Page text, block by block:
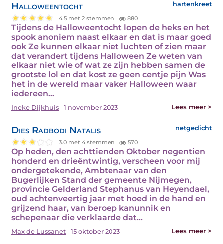
Halloweentocht hartenkreet
4.5 met 2 stemmen 880
Tijdens de Halloweentocht lopen de heks en het
spook anoniem naast elkaar en dat is maar goed
ook Ze kunnen elkaar niet luchten of zien maar
dat verandert tijdens Halloween Ze weten van
elkaar niet wie of wat ze zijn hebben samen de
grootste lol en dat kost ze geen centje pijn Was
het in de wereld maar vaker Halloween waar
iedereen…
Ineke Dijkhuis 1 november 2023 Lees meer >
Dies Radbodi Natalis netgedicht
3.0 met 4 stemmen 570
Op heden, den achttienden Oktober negentien
honderd en drieëntwintig, verscheen voor mij
ondergetekende, Ambtenaar van den
Bugerlijken Stand der gemeente Nijmegen,
provincie Gelderland Stephanus van Heyendael,
oud achtenveertig jaar met hoed in de hand en
grijzend haar, van beroep kanunnik en
schepenaar die verklaarde dat…
Max de Lussanet 15 oktober 2023 Lees meer >